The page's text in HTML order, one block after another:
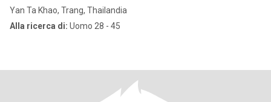
Yan Ta Khao, Trang, Thailandia
Alla ricerca di: Uomo 28 - 45